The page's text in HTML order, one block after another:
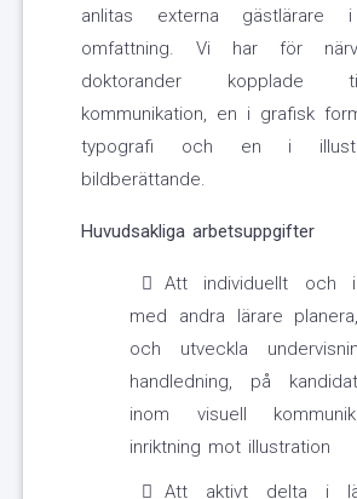
anlitas externa gästlärare i
omfattning. Vi har för
doktorander kopplade
kommunikation, en i grafisk
typografi och en i
bildberättande.
Huvudsakliga arbetsuppgifter
Att individuellt och i
med andra lärare
och utveckla
handledning, på
inom visuell
inriktning mot illustration
Att aktivt delta i